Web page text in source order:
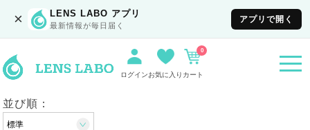
× LENS LABO アプリ
最新情報が毎日届く
アプリで開く
ログインお気に入り カート
0
並び順：